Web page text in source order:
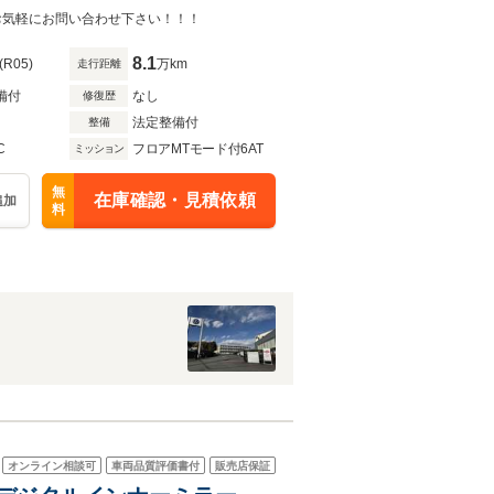
軽にお問い合わせ下さい！！！
(R05) 走行距離 8.1万km
付 修復歴 なし
整備
法定整備付
ミッション フロアMTモード付6AT
無
料
在庫確認・見積依頼
オンライン相談可 車両品質評価書付 販売店保証